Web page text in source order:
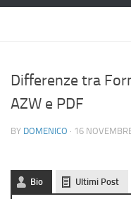
Cellulari
Gadget
Recensioni
Privacy
Differenze tra
AZW e PDF
BY DOMENICO · 16
Bio Ultimi Post